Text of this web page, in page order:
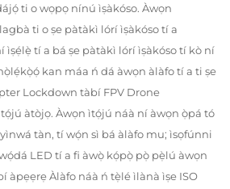
ti o wọpọ nínú ìṣàkóso. Àwọn
ti o ṣe pàtàkì lórí ìṣàkóso tí a
ìṣẹ́lẹ̀ tí a bá ṣe pàtàkì lóríìṣàkóso tí kò ní
kan máa ń dá àwọn àlàfo tí a ti ṣe
Lockdown tàbí FPV Drone
àtòjọ. Àwọn ìtọ́jú náà ní àwọn ọ̀pá tó
tàn, tí wọ́n sì bá àlàfo mu; ìsọfúnni
LED tí a fi àwọ̀ kọ́pọ̀ pọ̀ pẹ̀lú àwọn
àpẹẹrẹ Àlàfo náà ń tẹ̀lé ìlànà ìṣe ISO